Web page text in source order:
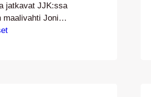
jatkavat JJK:ssa
maalivahti Joni
joukkoon. 1998